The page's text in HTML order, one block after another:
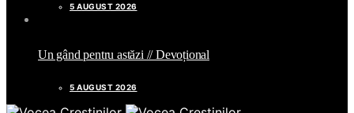
5 AUGUST 2026
Un gând pentru astăzi // Devoțional
5 AUGUST 2026